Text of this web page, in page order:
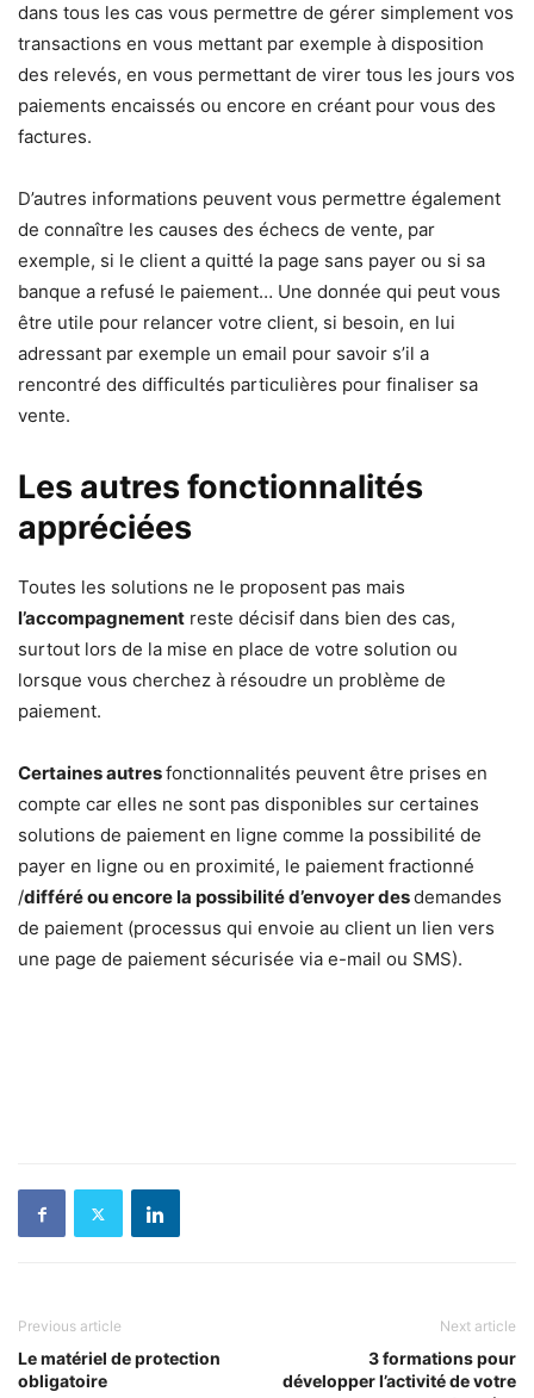
dans tous les cas vous permettre de gérer simplement vos
transactions en vous mettant par exemple à disposition
des relevés, en vous permettant de virer tous les jours vos
paiements encaissés ou encore en créant pour vous des
factures.
D’autres informations peuvent vous permettre également
de connaître les causes des échecs de vente, par
exemple, si le client a quitté la page sans payer ou si sa
banque a refusé le paiement… Une donnée qui peut vous
être utile pour relancer votre client, si besoin, en lui
adressant par exemple un email pour savoir s’il a
rencontré des difficultés particulières pour finaliser sa
vente.
Les autres fonctionnalités
appréciées
Toutes les solutions ne le proposent pas mais
l’accompagnement reste décisif dans bien des cas,
surtout lors de la mise en place de votre solution ou
lorsque vous cherchez à résoudre un problème de
paiement.
Certaines autresfonctionnalités peuvent être prises en
compte car elles ne sont pas disponibles sur certaines
solutions de paiement en ligne comme la possibilité de
payer en ligne ou en proximité, le paiement fractionné
/différé ou encore la possibilité d’envoyer desdemandes
de paiement (processus qui envoie au client un lien vers
une page de paiement sécurisée via e-mail ou SMS).
Previous article
Le matériel de protection
obligatoire
Next article
3 formations pour
développer l’activité de votre